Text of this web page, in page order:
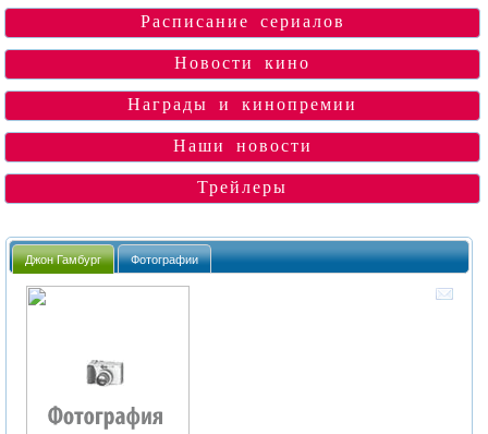
Расписание сериалов
Новости кино
Награды и кинопремии
Наши новости
Трейлеры
Джон Гамбург Фотографии